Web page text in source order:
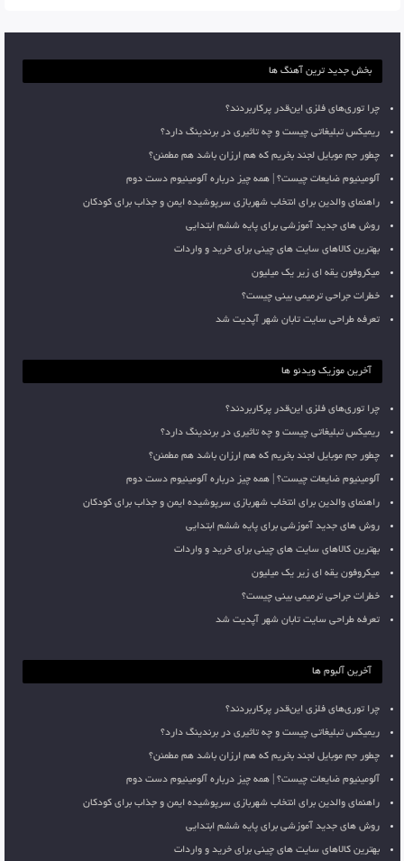
بخش جدید ترین آهنگ ها
چرا توری‌های فلزی این‌قدر پرکاربردند؟
ریمیکس تبلیغاتی چیست و چه تاثیری در برندینگ دارد؟
چطور جم موبایل لجند بخریم که هم ارزان باشد هم مطمئن؟
آلومینیوم ضایعات چیست؟ | همه چیز درباره آلومینیوم دست دوم
راهنمای والدین برای انتخاب شهربازی سرپوشیده ایمن و جذاب برای کودکان
روش های جدید آموزشی برای پایه ششم ابتدایی
بهترین کالاهای سایت های چینی برای خرید و واردات
میکروفون یقه ای زیر یک میلیون
خطرات جراحی ترمیمی بینی چیست؟
تعرفه طراحی سایت تابان شهر آپدیت شد
آخرین موزیک ویدئو ها
چرا توری‌های فلزی این‌قدر پرکاربردند؟
ریمیکس تبلیغاتی چیست و چه تاثیری در برندینگ دارد؟
چطور جم موبایل لجند بخریم که هم ارزان باشد هم مطمئن؟
آلومینیوم ضایعات چیست؟ | همه چیز درباره آلومینیوم دست دوم
راهنمای والدین برای انتخاب شهربازی سرپوشیده ایمن و جذاب برای کودکان
روش های جدید آموزشی برای پایه ششم ابتدایی
بهترین کالاهای سایت های چینی برای خرید و واردات
میکروفون یقه ای زیر یک میلیون
خطرات جراحی ترمیمی بینی چیست؟
تعرفه طراحی سایت تابان شهر آپدیت شد
آخرین آلبوم ها
چرا توری‌های فلزی این‌قدر پرکاربردند؟
ریمیکس تبلیغاتی چیست و چه تاثیری در برندینگ دارد؟
چطور جم موبایل لجند بخریم که هم ارزان باشد هم مطمئن؟
آلومینیوم ضایعات چیست؟ | همه چیز درباره آلومینیوم دست دوم
راهنمای والدین برای انتخاب شهربازی سرپوشیده ایمن و جذاب برای کودکان
روش های جدید آموزشی برای پایه ششم ابتدایی
بهترین کالاهای سایت های چینی برای خرید و واردات